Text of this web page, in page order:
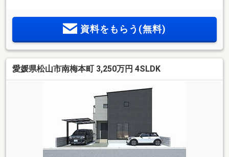
資料をもらう(無料)
愛媛県松山市南梅本町 3,250万円 4SLDK